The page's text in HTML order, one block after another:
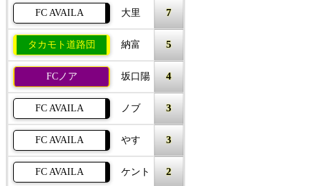
FC AVAILA 大里 7
タカモト道路団 納富 5
FCノア 坂口陽 4
FC AVAILA ノブ 3
FC AVAILA やす 3
FC AVAILA ケント 2